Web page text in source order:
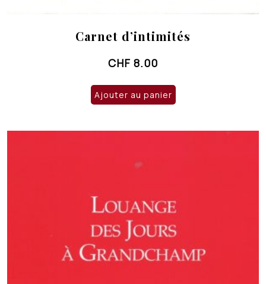
Carnet d’intimités
CHF 8.00
Ajouter au panier